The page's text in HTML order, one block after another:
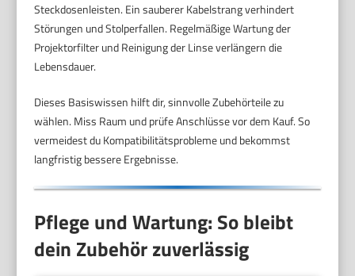
Steckdosenleisten. Ein sauberer Kabelstrang verhindert
Störungen und Stolperfallen. Regelmäßige Wartung der
Projektorfilter und Reinigung der Linse verlängern die
Lebensdauer.
Dieses Basiswissen hilft dir, sinnvolle Zubehörteile zu
wählen. Miss Raum und prüfe Anschlüsse vor dem Kauf. So
vermeidest du Kompatibilitätsprobleme und bekommst
langfristig bessere Ergebnisse.
Pflege und Wartung: So bleibt
dein Zubehör zuverlässig